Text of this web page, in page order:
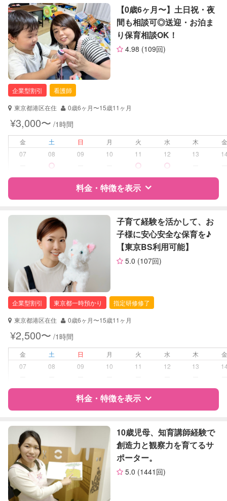
レッスン なし
定期予約 可能
お子様の撮影
（定期特典）
対応可能
特徴 料金 レビュー
サポートの特徴
資格
自治体届出済ベビーシッター
保育士
対応可能/特徴
夜間対応
病児対応
障がい児対応 対応可否は個別に相談
レッスン なし
定期予約 お引き受けしていません
お子様の撮影
（定期特典）
対応不可
【0歳6ヶ月〜】土日祝・夜
間も相談可◎送迎・お泊ま
り保育相談OK！
4.98 (109回)
企業型割引
看護師
東京都港区在住
0歳6ヶ月〜15歳11ヶ月
¥3,000〜 /1時間
金 土 日 月 火 水 木
07
08 09 10 11 12 13
料金・特徴を表示
特徴 料金 レビュー
サポートの特徴
資格
看護師
対応可能/特徴
送迎サポート
お泊まり保育
対応可否は個別に相談
レッスン なし
定期予約 お引き受けしていません
お子様の撮影
（定期特典）
対応不可
子育て経験を活かして、お
子様に安心安全な保育を♪
【東京BS利用可能】
5.0 (107回)
企業型割引 東京都一時預かり
指定研修修了
東京都港区在住
0歳6ヶ月〜15歳11ヶ月
¥2,500〜 /1時間
金 土 日 月 火 水 木
07
08 09 10 11 12 13
料金・特徴を表示
特徴 料金 レビュー
サポートの特徴
資格
企業型割引対象(旧内閣府補助対象)
自治体届出済ベビーシッター
10歳児母、知育講師経験で
創造力と観察力を育てるサ
ポーター。
5.0 (1441回)